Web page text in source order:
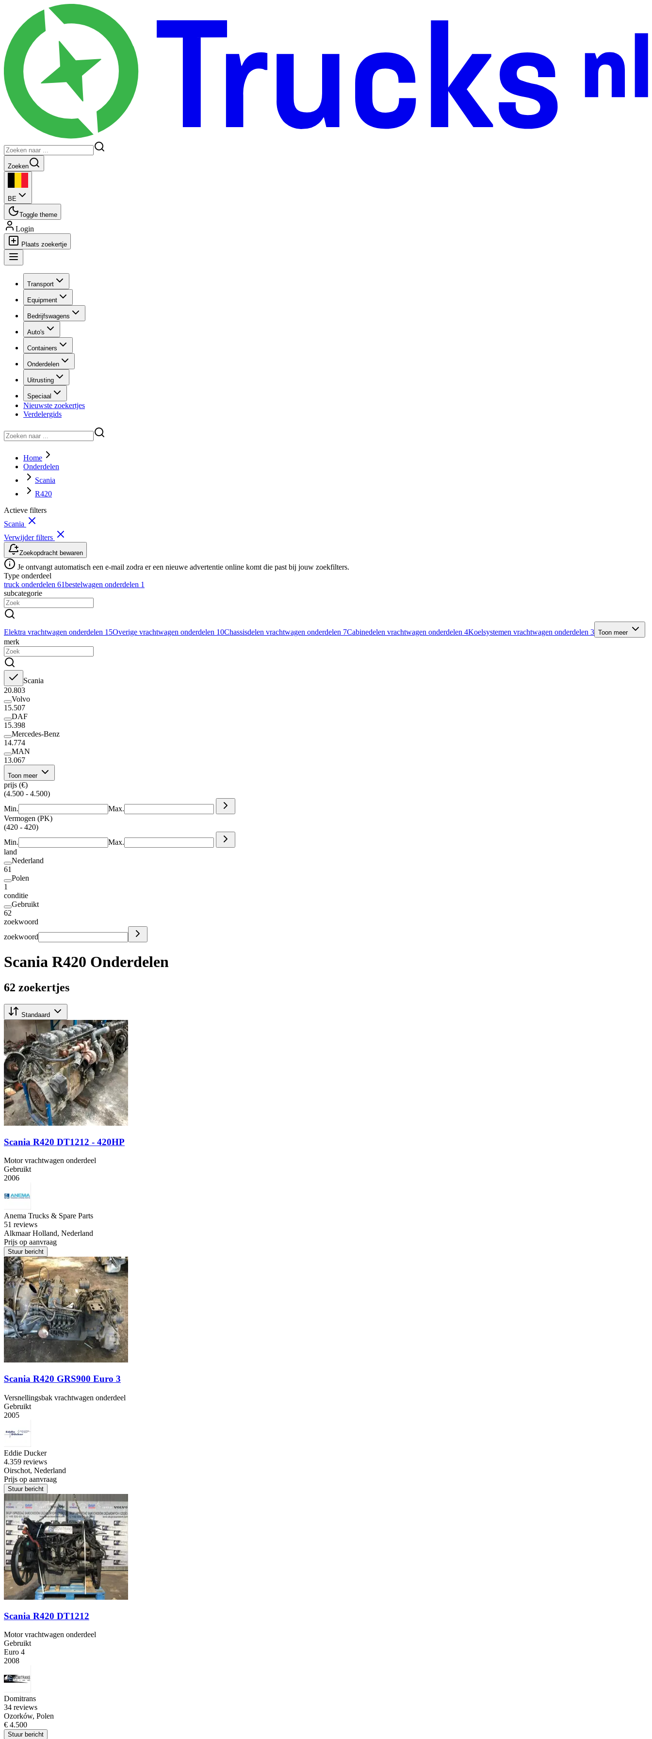
Zoeken
BE
Toggle theme
Login
Plaats zoekertje
Transport
Equipment
Bedrijfswagens
Auto's
Containers
Onderdelen
Uitrusting
Speciaal
Nieuwste zoekertjes
Verdelergids
Home
Onderdelen
Scania
R420
Actieve filters
Scania
Verwijder filters
Zoekopdracht bewaren
Je ontvangt automatisch een e-mail zodra er een nieuwe advertentie online komt die past bij jouw zoekfilters.
Type onderdeel
truck onderdelen 61bestelwagen onderdelen 1
subcategorie
Elektra vrachtwagen onderdelen 15Overige vrachtwagen onderdelen 10Chassisdelen vrachtwagen onderdelen 7Cabinedelen vrachtwagen onderdelen 4Koelsystemen vrachtwagen onderdelen 3 Toon meer
merk
Scania
20.803
Volvo
15.507
DAF
15.398
Mercedes-Benz
14.774
MAN
13.067
Toon meer
prijs (€)
(4.500 - 4.500)
Min.
Max.
Vermogen (PK)
(420 - 420)
Min.
Max.
land
Nederland
61
Polen
1
conditie
Gebruikt
62
zoekwoord
zoekwoord
Scania R420 Onderdelen
62 zoekertjes
Standaard
Scania R420 DT1212 - 420HP
Motor vrachtwagen onderdeel
Gebruikt
2006
Anema Trucks & Spare Parts
51 reviews
Alkmaar Holland, Nederland
Prijs op aanvraag
Stuur bericht
Scania R420 GRS900 Euro 3
Versnellingsbak vrachtwagen onderdeel
Gebruikt
2005
Eddie Ducker
4.359 reviews
Oirschot, Nederland
Prijs op aanvraag
Stuur bericht
Scania R420 DT1212
Motor vrachtwagen onderdeel
Gebruikt
Euro 4
2008
Domitrans
34 reviews
Ozorków, Polen
€ 4.500
Stuur bericht